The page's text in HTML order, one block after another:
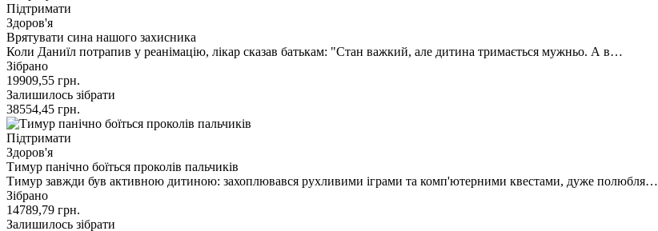
Підтримати
Здоров'я
Врятувати сина нашого захисника
Коли Даниїл потрапив у реанімацію, лікар сказав батькам: "Стан важкий, але дитина тримається мужньо. А в…
Зібрано
19909,55 грн.
Залишилось зібрати
38554,45 грн.
Підтримати
Здоров'я
Тимур панічно боїться проколів пальчиків
Тимур завжди був активною дитиною: захоплювався рухливими іграми та комп'ютерними квестами, дуже полюбля…
Зібрано
14789,79 грн.
Залишилось зібрати